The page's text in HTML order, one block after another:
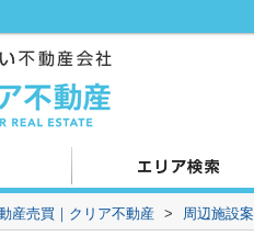
産売買｜クリア不動産 > 周辺施設